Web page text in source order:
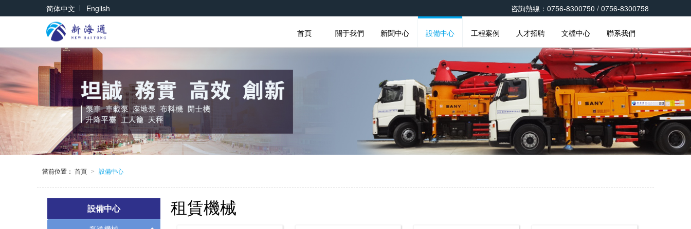
简体中文 | English 咨詢熱線：0756-8300750 / 0756-8300758
首頁 關于我們 新聞中心 設備中心 工程案例 人才招聘 文檔中心 聯系我們
當前位置： 首頁 > 設備中心
設備中心 租賃機械